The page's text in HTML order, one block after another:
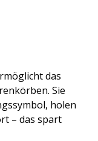
das
Sie
holen
– das spart